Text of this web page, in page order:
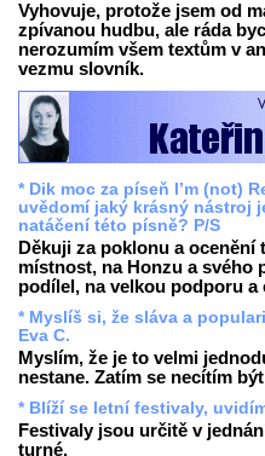
Vyhovuje, protože jsem od
zpívanou hudbu, ale ráda
nerozumím všem textům v
vezmu slovník.
* Dik moc za píseň I’m (not)
uvědomí jaký krásný nástroj
natáčení této písně? P/S
Děkuji za poklonu a ocenění
místnost, na Honzu a svého
podílel, na velkou podporu a
* Myslíš si, že sláva a
Eva C.
Myslím, že je to velmi
nestane. Zatím se necítím
* Blíží se letní festivaly,
Festivaly jsou určitě v
turné.